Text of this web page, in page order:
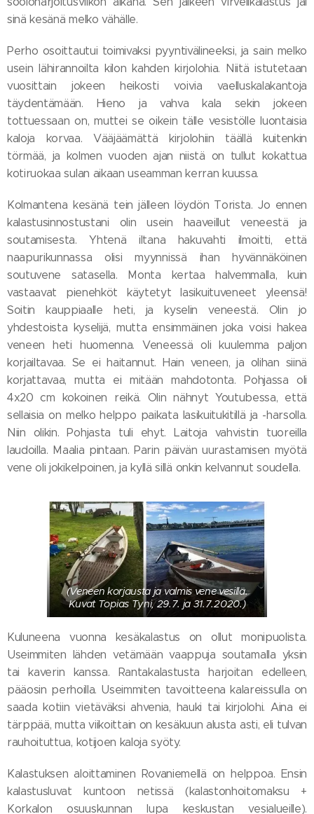
sinä kesänä melko vähälle.
Perho osoittautui toimivaksi pyyntivälineeksi, ja sain melko
usein lähirannoilta kilon kahden kirjolohia. Niitä istutetaan
vuosittain jokeen heikosti voivia vaelluskalakantoja
täydentämään. Hieno ja vahva kala sekin jokeen
tottuessaan on, muttei se oikein tälle vesistölle luontaisia
kaloja korvaa. Vääjäämättä kirjolohiin täällä kuitenkin
törmää, ja kolmen vuoden ajan niistä on tullut kokattua
kotiruokaa sulan aikaan useamman kerran kuussa.
Kolmantena kesänä tein jälleen löydön Torista. Jo ennen
kalastusinnostustani olin usein haaveillut veneestä ja
soutamisesta. Yhtenä iltana hakuvahti ilmoitti, että
naapurikunnassa olisi myynnissä ihan hyvännäköinen
soutuvene satasella. Monta kertaa halvemmalla, kuin
vastaavat pienehköt käytetyt lasikuituveneet yleensä!
Soitin kauppiaalle heti, ja kyselin veneestä. Olin jo
yhdestoista kyselijä, mutta ensimmäinen joka voisi hakea
veneen heti huomenna. Veneessä oli kuulemma paljon
korjailtavaa. Se ei haitannut. Hain veneen, ja olihan siinä
korjattavaa, mutta ei mitään mahdotonta. Pohjassa oli
4x20 cm kokoinen reikä. Olin nähnyt Youtubessa, että
sellaisia on melko helppo paikata lasikuitukitillä ja -harsolla.
Niin olikin. Pohjasta tuli ehyt. Laitoja vahvistin tuoreilla
laudoilla. Maalia pintaan. Parin päivän uurastamisen myötä
vene oli jokikelpoinen, ja kyllä sillä onkin kelvannut soudella.
(Veneen korjausta ja valmis vene vesillä.
Kuvat Topias Tyni, 29.7. ja 31.7.2020.)
Kuluneena vuonna kesäkalastus on ollut monipuolista.
Useimmiten lähden vetämään vaappuja soutamalla yksin
tai kaverin kanssa. Rantakalastusta harjoitan edelleen,
pääosin perhoilla. Useimmiten tavoitteena kalareissulla on
saada kotiin vietäväksi ahvenia, hauki tai kirjolohi. Aina ei
tärppää, mutta viikoittain on kesäkuun alusta asti, eli tulvan
rauhoituttua, kotijoen kaloja syöty.
Kalastuksen aloittaminen Rovaniemellä on helppoa. Ensin
kalastusluvat kuntoon netissä (kalastonhoitomaksu +
Korkalon osuuskunnan lupa keskustan vesialueille).